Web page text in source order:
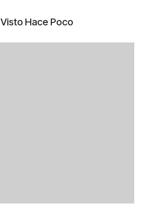
Visto Hace Poco